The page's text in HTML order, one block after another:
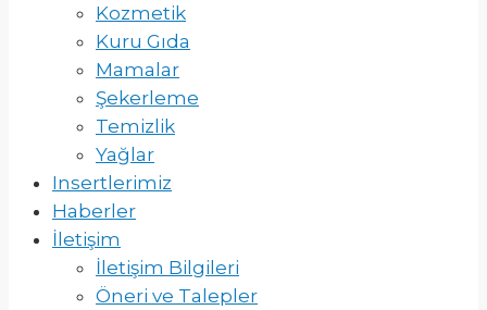
Kozmetik
Kuru Gıda
Mamalar
Şekerleme
Temizlik
Yağlar
Insertlerimiz
Haberler
İletişim
İletişim Bilgileri
Öneri ve Talepler